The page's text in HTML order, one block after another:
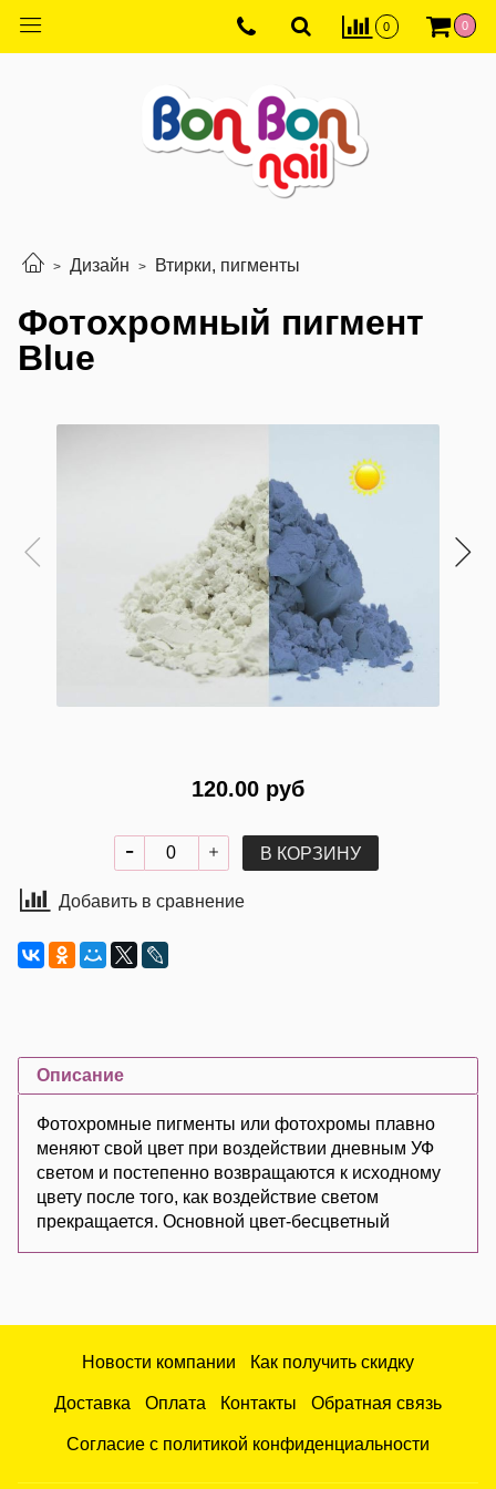
0 0
Дизайн Втирки, пигменты
Фотохромный пигмент
Blue
120.00 руб
В КОРЗИНУ
Добавить в сравнение
Описание
Фотохромные пигменты или фотохромы плавно
меняют свой цвет при воздействии дневным УФ
светом и постепенно возвращаются к исходному
цвету после того, как воздействие светом
прекращается. Основной цвет-бесцветный
Новости компании Как получить скидку
Доставка Оплата Контакты Обратная связь
Согласие с политикой конфиденциальности